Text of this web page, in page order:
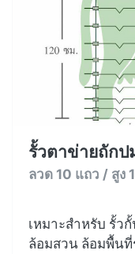
รั้วตาข่ายถักป
ลวด 10 แถว / สูง
เหมาะสำหรับ รั้ว
ล้อมสวน ล้อมพื้น